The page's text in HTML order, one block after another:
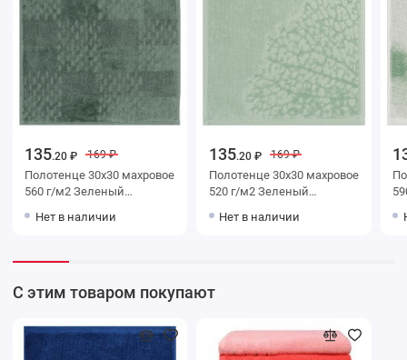
135.20 ₽ 169 ₽
Полотенце 30х30 махровое
560 г/м2 Зеленый
Нет в наличии
135.20 ₽ 169 ₽
Полотенце 30х30 махровое
520 г/м2 Зеленый
Нет в наличии
590
С этим товаром покупают